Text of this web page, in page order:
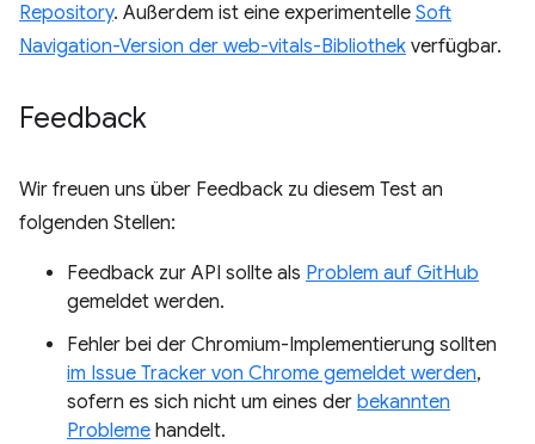
Repository. Außerdem ist eine experimentelle Soft
Navigation-Version der web-vitals-Bibliothek verfügbar.
Feedback
Wir freuen uns über Feedback zu diesem Test an
folgenden Stellen:
Feedback zur API sollte als Problem auf GitHub
gemeldet werden.
Fehler bei der Chromium-Implementierung sollten
im Issue Tracker von Chrome gemeldet werden,
sofern es sich nicht um eines der bekannten
Probleme handelt.